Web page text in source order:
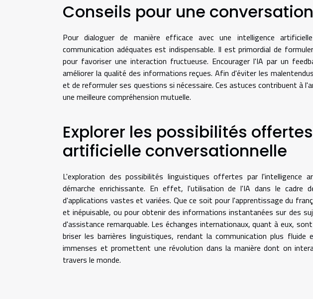
Conseils pour une
Pour dialoguer de manière efficace avec une intelligence
communication adéquates est indispensable. Il est primordial de
pour favoriser une interaction fructueuse. Encourager l'IA par un
améliorer la qualité des informations reçues. Afin d'éviter les
et de reformuler ses questions si nécessaire. Ces astuces contribuent à
une meilleure compréhension mutuelle.
Explorer les possibilités
artificielle conversationnelle
L'exploration des possibilités linguistiques offertes par l'intelligence
démarche enrichissante. En effet, l'utilisation de l'IA dans le cadre
d'applications vastes et variées. Que ce soit pour l'apprentissage du
et inépuisable, ou pour obtenir des informations instantanées sur des
d'assistance remarquable. Les échanges internationaux, quant à eux,
briser les barrières linguistiques, rendant la communication plus
immenses et promettent une révolution dans la manière dont on
travers le monde.